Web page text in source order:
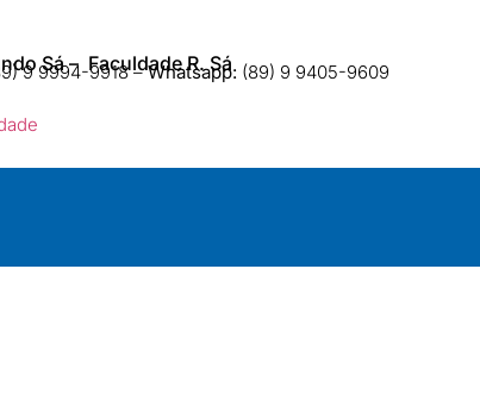
Sá – Faculdade R. Sá
9 9994-9918​ –Whatsapp: (89) 9 9405-9609